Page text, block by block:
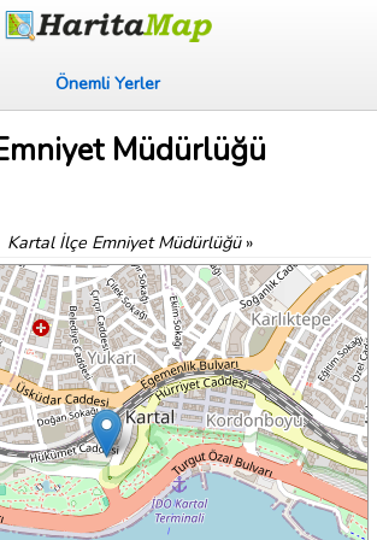
Önemli Yerler
Müdürlüğü
Kartal İlçe Emniyet Müdürlüğü»